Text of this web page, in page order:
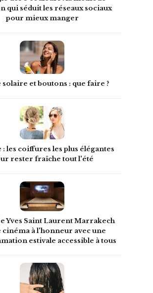
qui séduit les réseaux sociaux
pour mieux manger
et boutons : que faire ?
: les coiffures les plus élégantes
rester fraîche tout l'été
Yves Saint Laurent Marrakech
cinéma à l'honneur avec une
estivale accessible à tous